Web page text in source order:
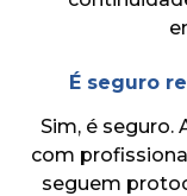
É seguro
Sim, é seguro.
com
seguem